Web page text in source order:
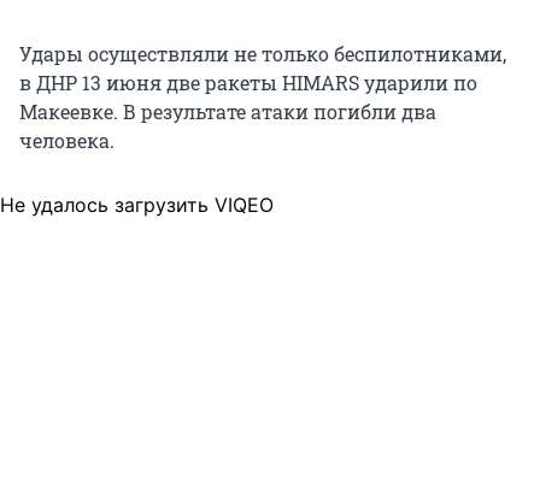
Удары осуществляли не только беспилотниками,
в ДНР 13 июня две ракеты HIMARS ударили по
Макеевке. В результате атаки погибли два
человека.
Не удалось загрузить VIQEO